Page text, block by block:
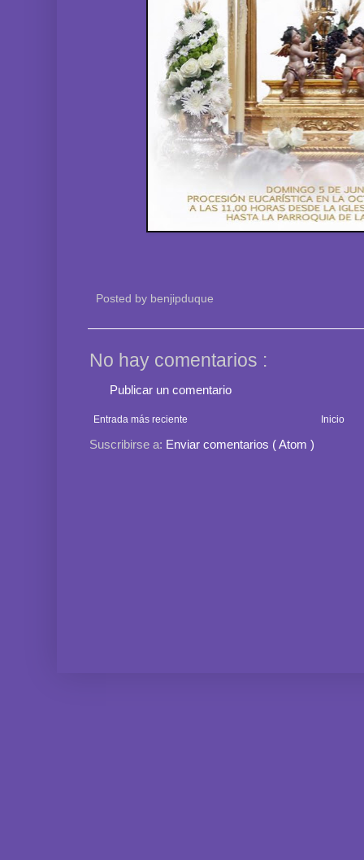
Posted by benjipduque
No hay comentarios :
Publicar un comentario
Entrada más reciente Inicio
Suscribirse a: Enviar comentarios ( Atom )